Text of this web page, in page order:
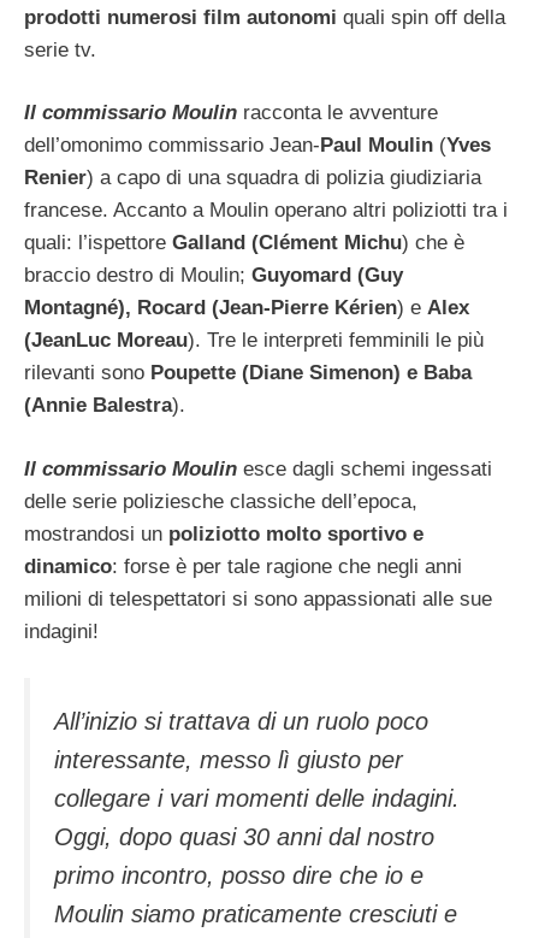
prodotti numerosi film autonomi quali spin off della
serie tv.
Il commissario Moulin racconta le avventure
dell’omonimo commissario Jean- Paul Moulin (Yves
Renier) a capo di una squadra di polizia giudiziaria
francese. Accanto a Moulin operano altri poliziotti tra i
quali: l’ispettore Galland (Clément Michu) che è
braccio destro di Moulin; Guyomard (Guy
Montagné), Rocard (Jean-Pierre Kérien) e Alex
(JeanLuc Moreau). Tre le interpreti femminili le più
rilevanti sono Poupette (Diane Simenon) e Baba
(Annie Balestra).
Il commissario Moulin esce dagli schemi ingessati
delle serie poliziesche classiche dell’epoca,
mostrandosi un poliziotto molto sportivo e
dinamico: forse è per tale ragione che negli anni
milioni di telespettatori si sono appassionati alle sue
indagini!
All’inizio si trattava di un ruolo poco
interessante, messo lì giusto per
collegare i vari momenti delle indagini.
Oggi, dopo quasi 30 anni dal nostro
primo incontro, posso dire che io e
Moulin siamo praticamente cresciuti e